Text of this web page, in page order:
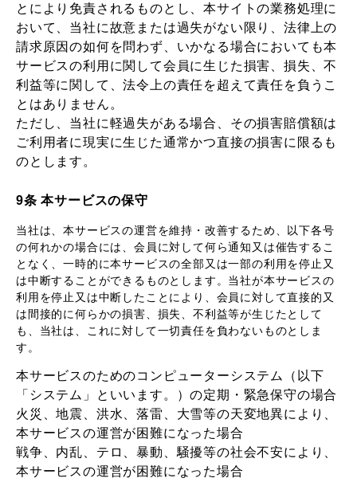
とにより免責されるものとし、本サイトの業務処理に
おいて、当社に故意または過失がない限り、法律上の
請求原因の如何を問わず、いかなる場合においても本
サービスの利用に関して会員に生じた損害、損失、不
利益等に関して、法令上の責任を超えて責任を負うこ
とはありません。
ただし、当社に軽過失がある場合、その損害賠償額は
ご利用者に現実に生じた通常かつ直接の損害に限るも
のとします。
9条 本サービスの保守
当社は、本サービスの運営を維持・改善するため、以下各号
の何れかの場合には、会員に対して何ら通知又は催告するこ
となく、一時的に本サービスの全部又は一部の利用を停止又
は中断することができるものとします。当社が本サービスの
利用を停止又は中断したことにより、会員に対して直接的又
は間接的に何らかの損害、損失、不利益等が生じたとして
も、当社は、これに対して一切責任を負わないものとしま
す。
本サービスのためのコンピューターシステム（以下
「システム」といいます。）の定期・緊急保守の場合
火災、地震、洪水、落雷、大雪等の天変地異により、
本サービスの運営が困難になった場合
戦争、内乱、テロ、暴動、騒擾等の社会不安により、
本サービスの運営が困難になった場合